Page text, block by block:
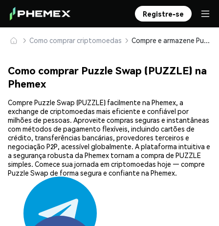
Registre-se
Como comprar criptomoedas Compre e armazene Puzzle Swap (PUZZLE) com segurança
Como comprar Puzzle Swap (PUZZLE) na
Phemex
Compre Puzzle Swap (PUZZLE) facilmente na Phemex, a
exchange de criptomoedas mais eficiente e confiável por
milhões de pessoas. Aproveite compras seguras e instantâneas
com métodos de pagamento flexíveis, incluindo cartões de
crédito, transferências bancárias, provedores terceiros e
negociação P2P, acessível globalmente. A plataforma intuitiva e
a segurança robusta da Phemex tornam a compra de PUZZLE
simples. Comece sua jornada em criptomoedas hoje — compre
Puzzle Swap de forma segura e confiante na Phemex.